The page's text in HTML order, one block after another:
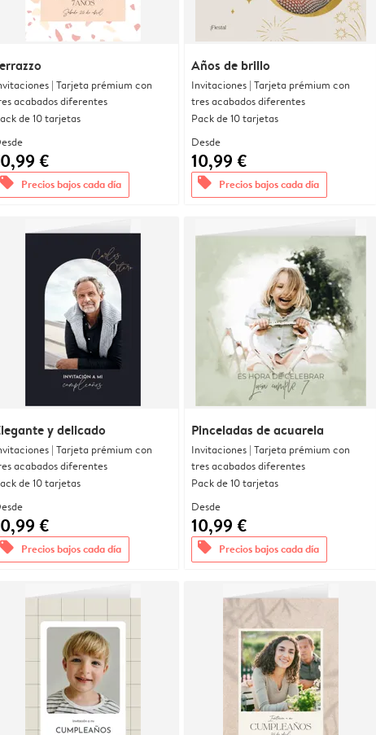
| Tarjeta prémium con
acabados diferentes
de 10 tarjetas
€
offers Precios bajos cada día
Años de brillo
Invitaciones | Tarjeta prémium con
tres acabados diferentes
Pack de 10 tarjetas
Desde
10,99 €
offers Precios bajos cada día
y delicado
| Tarjeta prémium con
acabados diferentes
de 10 tarjetas
€
offers Precios bajos cada día
Pinceladas de acuarela
Invitaciones | Tarjeta prémium con
tres acabados diferentes
Pack de 10 tarjetas
Desde
10,99 €
offers Precios bajos cada día